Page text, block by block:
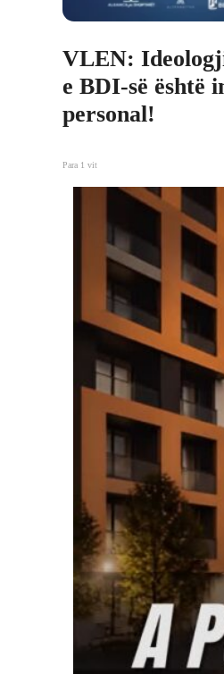
VLEN:
e BDI-së është
personal!
Para 1 vit